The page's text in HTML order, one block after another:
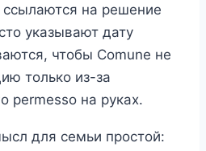
на решение
указывают дату
чтобы Comune не
только из-за
permesso на руках.
для семьи простой: